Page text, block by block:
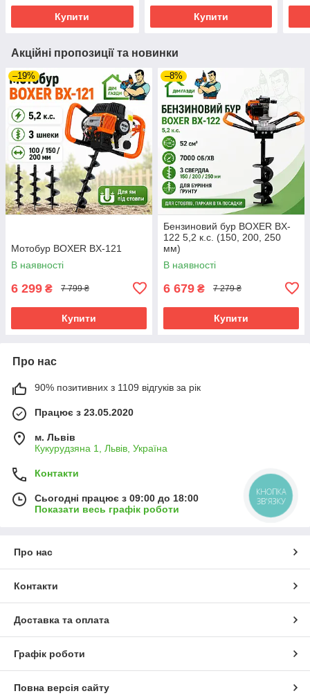
Купити Купити
Акційні пропозиції та новинки
–19%
Мотобур BOXER BX-121
В наявності
6 299 ₴ 7 799 ₴
Купити
–8%
Бензиновий бур BOXER BX-
122 5,2 к.с. (150, 200, 250
мм)
В наявності
6 679 ₴ 7 279 ₴
Купити
Про нас
90% позитивних з 1109 відгуків за рік
Працює з 23.05.2020
м. Львів
Кукурудзяна 1, Львів, Україна
Контакти
Сьогодні працює з 09:00 до 18:00
Показати весь графік роботи
Про нас
Контакти
Доставка та оплата
Графік роботи
Повна версія сайту
КНОПКА
ЗВ'ЯЗКУ